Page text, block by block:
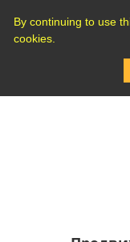
By continuing to use
cookies.